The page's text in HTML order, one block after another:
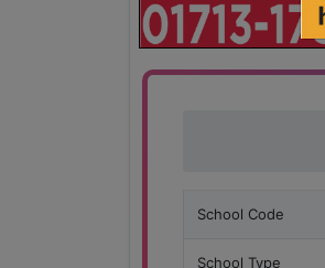
School Code
School Type